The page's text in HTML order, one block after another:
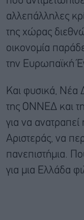
αλλεπάλληλες
της χώρας
οικονομία
την Ευρωπαϊκή
Και φυσικά, Νέα
της ΟΝΝΕΔ και
για να ανατραπεί
Αριστεράς, να
πανεπιστήμια.
για μια Ελλάδα